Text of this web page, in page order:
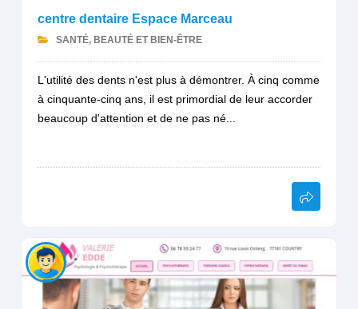
centre dentaire Espace Marceau
SANTÉ, BEAUTÉ ET BIEN-ÊTRE
L'utilité des dents n'est plus à démontrer. À cinq comme
à cinquante-cinq ans, il est primordial de leur accorder
beaucoup d'attention et de ne pas né...